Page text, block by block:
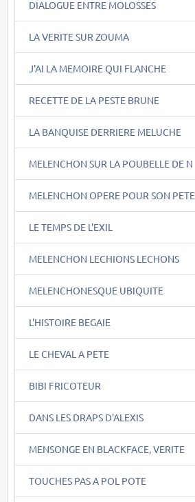
DIALOGUE ENTRE MOLOSSES
LA VERITE SUR ZOUMA
J'AI LA MEMOIRE QUI FLANCHE
RECETTE DE LA PESTE BRUNE
LA BANQUISE DERRIERE MELUCHE
MELENCHON SUR LA POUBELLE DE N
MELENCHON OPERE POUR SON PETE
LE TEMPS DE L'EXIL
MELENCHON LECHIONS LECHONS
MELENCHONESQUE UBIQUITE
L'HISTOIRE BEGAIE
LE CHEVAL A PETE
BIBI FRICOTEUR
DANS LES DRAPS D'ALEXIS
MENSONGE EN BLACKFACE, VERITE
TOUCHES PAS A POL POTE